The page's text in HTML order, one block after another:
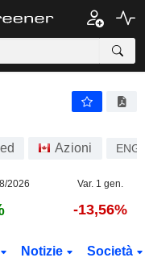
Azioni
2026 Var. 1 gen.
-13,56%
Notizie Società